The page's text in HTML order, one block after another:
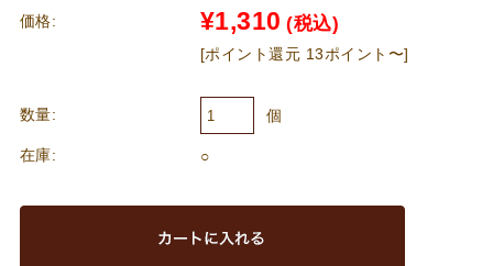
価格: ¥1,310 (税込)
[ポイント還元 13ポイント〜]
数量: 個
在庫: ○